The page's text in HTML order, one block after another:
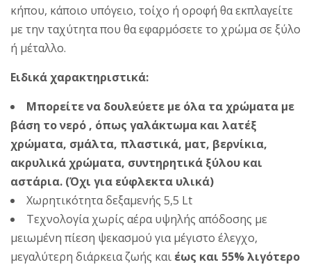
κήπου, κάποιο υπόγειο, τοίχο ή οροφή θα εκπλαγείτε
με την ταχύτητα που θα εφαρμόσετε το χρώμα σε ξύλο
ή μέταλλο.
Ειδικά χαρακτηριστικά:
Μπορείτε να δουλεύετε με όλα τα χρώματα με
βάση το νερό , όπως γαλάκτωμα και λατέξ
χρώματα, σμάλτα, πλαστικά, ματ, βερνίκια,
ακρυλικά χρώματα, συντηρητικά ξύλου και
αστάρια. (Όχι για εύφλεκτα υλικά)
Χωρητικότητα δεξαμενής 5,5 Lt
Τεχνολογία χωρίς αέρα υψηλής απόδοσης με
μειωμένη πίεση ψεκασμού για μέγιστο έλεγχο,
μεγαλύτερη διάρκεια ζωής και έως και 55% λιγότερο